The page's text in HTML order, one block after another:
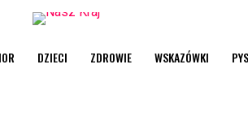
DZIECI ZDROWIE WSKAZÓWKI